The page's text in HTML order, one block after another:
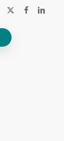
facebooklinkedin